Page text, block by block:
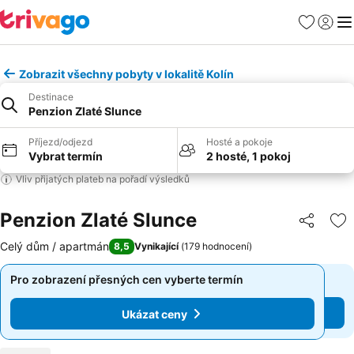
Oblíbené
Zobrazit všechny pobyty v lokalitě Kolín
Destinace
Penzion Zlaté Slunce
Příjezd/odjezd
Vybrat termín
Hosté a pokoje
2 hosté, 1 pokoj
Vliv přijatých plateb na pořadí výsledků
Penzion Zlaté Slunce Sdílet
Celý dům / apartmán 8,5 Vynikající (179 hodnocení)
Pro zobrazení přesných cen vyberte termín
Ukázat ceny
Pro zobrazení přesných cen vyberte termín
Ukázat ceny